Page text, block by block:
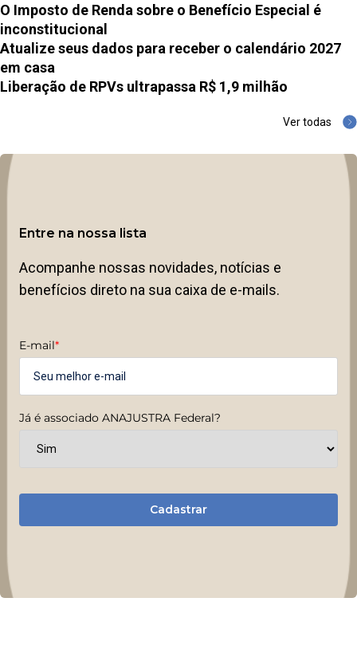
O Imposto de Renda sobre o Benefício Especial é
inconstitucional
Atualize seus dados para receber o calendário 2027
em casa
Liberação de RPVs ultrapassa R$ 1,9 milhão
Ver todas
Entre na nossa lista
Acompanhe nossas novidades, notícias e
benefícios direto na sua caixa de e-mails.
E-mail*
Já é associado ANAJUSTRA Federal?
Cadastrar